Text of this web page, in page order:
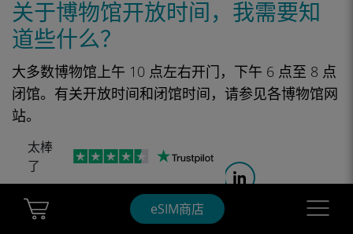
eSIM商店
关于博物馆开放时间，我需要知
道些什么？
大多数博物馆上午 10 点左右开门，下午 6 点至 8 点
闭馆。有关开放时间和闭馆时间，请参见各博物馆网
站。
太棒
了